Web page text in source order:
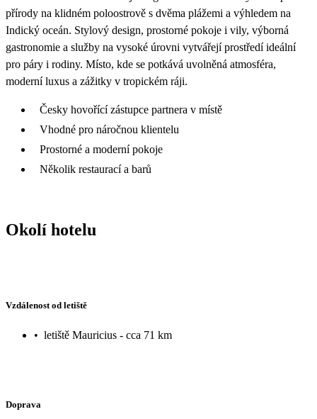
přírody na klidném poloostrově s dvěma plážemi a výhledem na
Indický oceán. Stylový design, prostorné pokoje i vily, výborná
gastronomie a služby na vysoké úrovni vytvářejí prostředí ideální
pro páry i rodiny. Místo, kde se potkává uvolněná atmosféra,
moderní luxus a zážitky v tropickém ráji.
Česky hovořící zástupce partnera v místě
Vhodné pro náročnou klientelu
Prostorné a moderní pokoje
Několik restaurací a barů
Okolí hotelu
Vzdálenost od letiště
• letiště Mauricius - cca 71 km
Doprava